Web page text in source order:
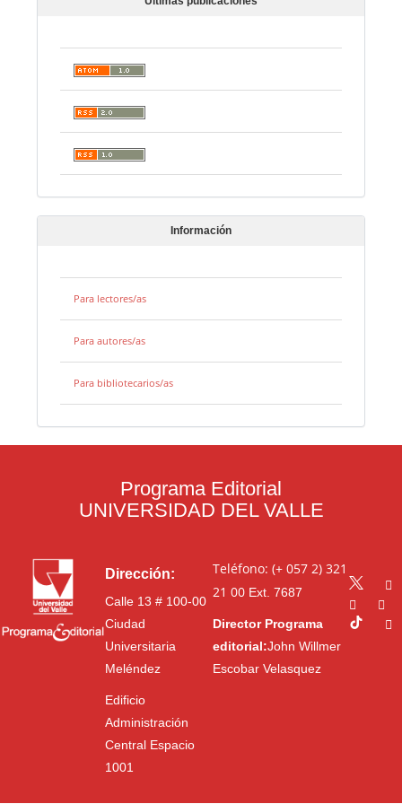
Información
Para lectores/as
Para autores/as
Para bibliotecarios/as
Programa Editorial
UNIVERSIDAD DEL VALLE
Dirección:
Calle 13 # 100-00
Ciudad
Universitaria
Meléndez
Edificio
Administración
Central Espacio
1001
Teléfono: (+ 057 2) 321
21 00Ext. 7687
Director Programa
editorial:John Willmer
Escobar Velasquez